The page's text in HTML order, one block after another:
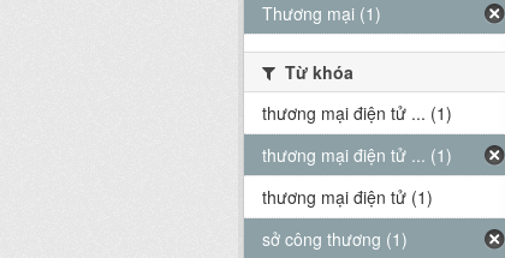
Thương mại (1)
Từ khóa
thương mại điện tử ... (1)
thương mại điện tử ... (1)
thương mại điện tử (1)
sở công thương (1)